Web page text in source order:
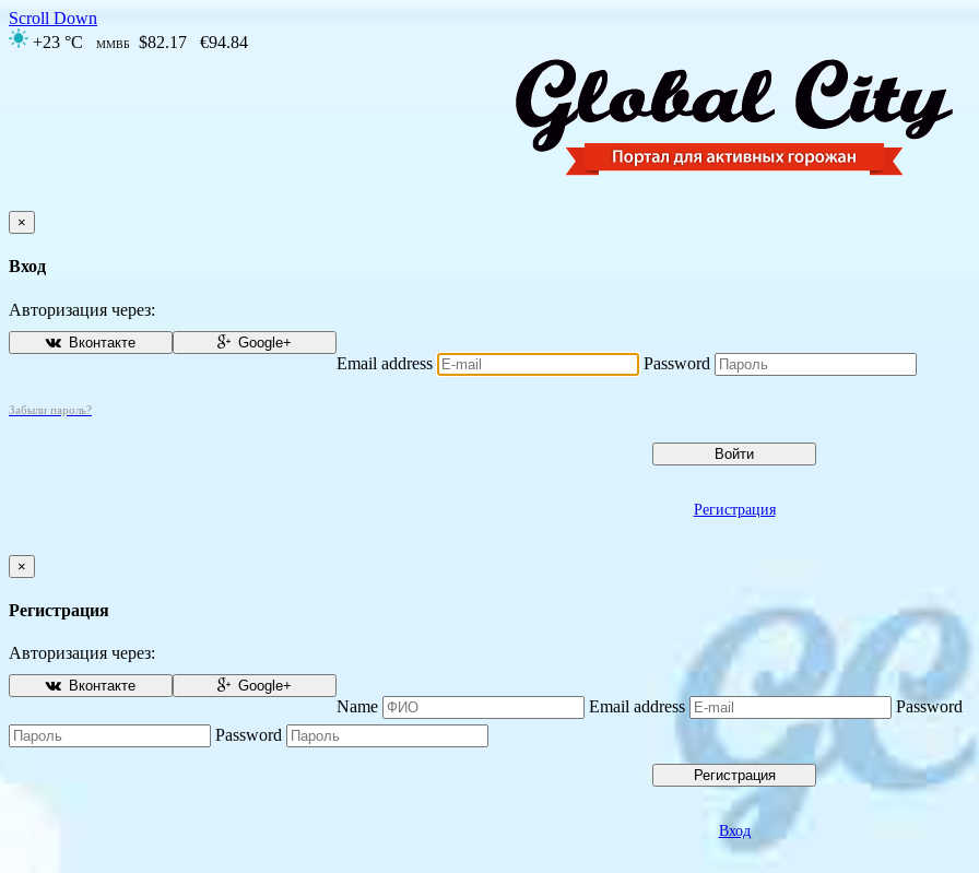
Scroll Down
+23 °C
ММВБ $82.17 €94.84
×
Вход
Авторизация через:
Вконтакте Google+
Email address Password
Забыли пароль?
Войти
Регистрация
×
Регистрация
Авторизация через:
Вконтакте Google+
Name Email address
Password
Password
Регистрация
Вход